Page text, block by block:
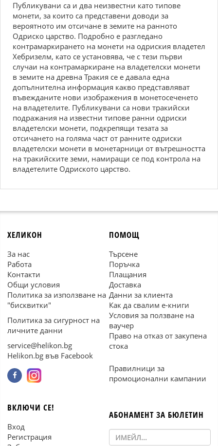
Публикувани са и два неизвестни като типове
монети, за които са представени доводи за
вероятното им отсичане в земите на ранното
Одриско царство. Подробно е разгледано
контрамаркирането на монети на одриския владетел
Хебризелм, като се установява, че с тези първи
случаи на контрамаркиране на владетелски монети
в земите на древна Тракия се е давала една
допълнителна информация какво представляват
въвежданите нови изображения в монетосеченето
на владетелите. Публикувани са нови тракийски
подражания на известни типове ранни одриски
владетелски монети, подкрепящи тезата за
отсичането на голяма част от ранните одриски
владетелски монети в монетарници от вътрешността
на тракийските земи, намиращи се под контрола на
владетелите Одриското царство.
ХЕЛИКОН
За нас
Работа
Контакти
Общи условия
Политика за използване на
"бисквитки"
Политика за сигурност на
личните данни
service@helikon.bg
Helikon.bg във Facebook
ПОМОЩ
Търсене
Поръчка
Плащания
Доставка
Данни за клиента
Как да свалим е-книги
Условия за ползване на
ваучер
Право на отказ от закупена
стока
Правилници за
промоционални кампании
ВКЛЮЧИ СЕ!
Вход
Регистрация
АБОНАМЕНТ ЗА БЮЛЕТИН